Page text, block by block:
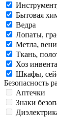
Бытовая
Ведра
Лопаты,
Метла,
Ткань,
Хоз
Шкафы,
Безопасность
Аптечки
Знаки